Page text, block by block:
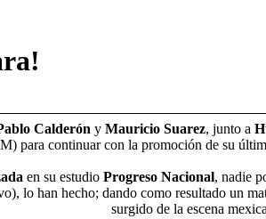
Calderón yMauricio Suarez, junto a
para continuar con la promoción de su
en su estudio Progreso Nacional, nadie
lo han hecho; dando como resultado un
surgido de la escena